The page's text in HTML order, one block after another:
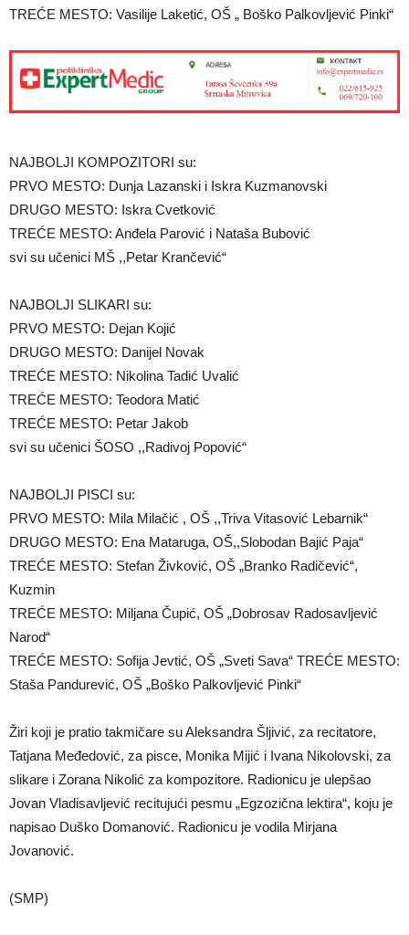
TREĆE MESTO: Vasilije Laketić, OŠ „ Boško Palkovljević Pinki“
NAJBOLJI KOMPOZITORI su:
PRVO MESTO: Dunja Lazanski i Iskra Kuzmanovski
DRUGO MESTO: Iskra Cvetković
TREĆE MESTO: Anđela Parović i Nataša Bubović
svi su učenici MŠ ,,Petar Krančević“
NAJBOLJI SLIKARI su:
PRVO MESTO: Dejan Kojić
DRUGO MESTO: Danijel Novak
TREĆE MESTO: Nikolina Tadić Uvalić
TREĆE MESTO: Teodora Matić
TREĆE MESTO: Petar Jakob
svi su učenici ŠOSO ,,Radivoj Popović“
NAJBOLJI PISCI su:
PRVO MESTO: Mila Milačić , OŠ ,,Triva Vitasović Lebarnik“
DRUGO MESTO: Ena Mataruga, OŠ,,Slobodan Bajić Paja“
TREĆE MESTO: Stefan Živković, OŠ „Branko Radičević“,
Kuzmin
TREĆE MESTO: Miljana Čupić, OŠ „Dobrosav Radosavljević
Narod“
TREĆE MESTO: Sofija Jevtić, OŠ „Sveti Sava“ TREĆE MESTO:
Staša Pandurević, OŠ „Boško Palkovljević Pinki“
Žiri koji je pratio takmičare su Aleksandra Šljivić, za recitatore,
Tatjana Međedović, za pisce, Monika Mijić i Ivana Nikolovski, za
slikare i Zorana Nikolić za kompozitore. Radionicu je ulepšao
Jovan Vladisavljević recitujući pesmu „Egzozična lektira“, koju je
napisao Duško Domanović. Radionicu je vodila Mirjana
Jovanović.
(SMP)